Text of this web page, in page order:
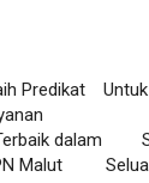
Predikat
dalam
Malut